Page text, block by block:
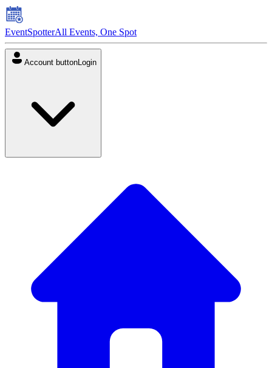
EventSpotterAll Events, One Spot
Account buttonLogin